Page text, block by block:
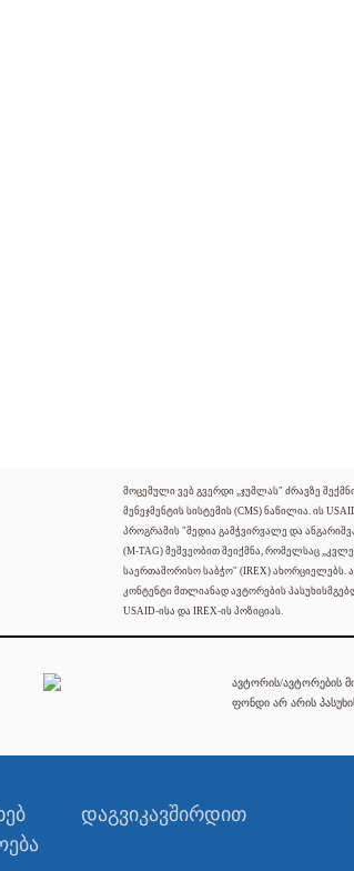
მოცემული ვებ გვერდი „ჯუმლას" ძრავზე
მენეჯმენტის სისტემის (CMS) ნაწილია. ის
პროგრამის "მედია გამჭვირვალე და
(M-TAG) მეშვეობით შეიქმნა, რომელსაც
საერთაშორისო საბჭო" (IREX) ახორციელებს.
კონტენტი მთლიანად ავტორების
USAID-ისა და IREX-ის პოზიციას.
ავტორის/ავტორების
ფონდი არ არის
დაგვიკავშირდით